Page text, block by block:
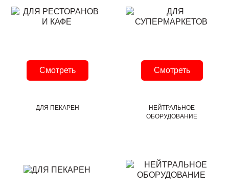
Смотреть Смотреть
ДЛЯ ПЕКАРЕН
НЕЙТРАЛЬНОЕ
ОБОРУДОВАНИЕ